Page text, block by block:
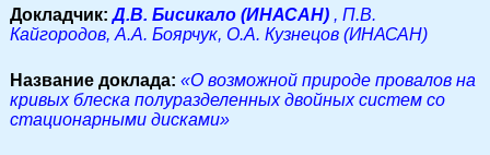
Докладчик: Д.В. Бисикало (ИНАСАН) , П.В.
Кайгородов, А.А. Боярчук, О.А. Кузнецов (ИНАСАН)
Название доклада: «О возможной природе провалов на
кривых блеска полуразделенных двойных систем со
стационарными дисками»